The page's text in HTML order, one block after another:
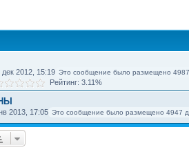
дек 2012, 15:19 Это сообщение было размещено
Рейтинг: 3.11%
2013, 17:05 Это сообщение было размещено 4947